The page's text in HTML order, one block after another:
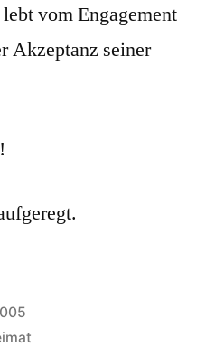
vom Engagement
Akzeptanz seiner